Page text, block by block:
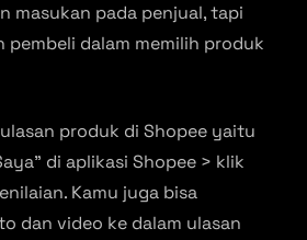
masukan pada penjual, tapi
pembeli dalam memilih produk
produk di Shopee yaitu
di aplikasi Shopee > klik
Kamu juga bisa
dan video ke dalam ulasan